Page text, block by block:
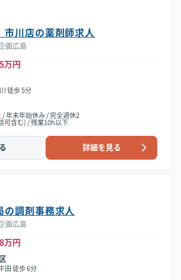
川店の薬剤師求人
画広島
万円
徒歩 5分
/ 年末年始休み / 完全週休2
可含む) / 残業10h以下
詳細を見る
の調剤事務求人
画広島
万円
田 徒歩 6分